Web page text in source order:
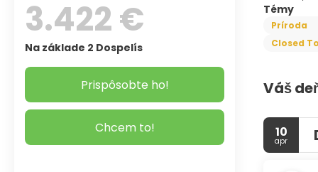
Témy
Príroda
Closed
Váš
10
apr
3.422 €
Na základe 2 Dospelís
Prispôsobte ho!
Chcem to!